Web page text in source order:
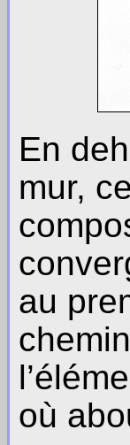
En
mur,
au
où